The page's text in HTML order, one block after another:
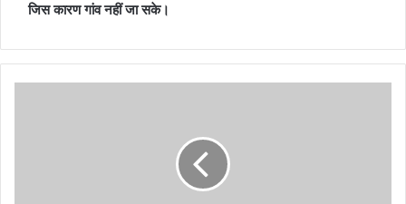
जिस कारण गांव नहीं जा सके।